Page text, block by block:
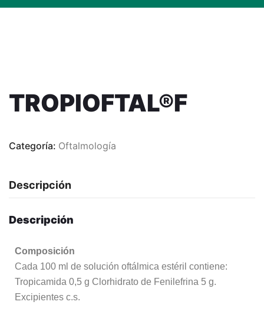
TROPIOFTAL®F
Categoría: Oftalmología
Descripción
Descripción
Composición
Cada 100 ml de solución oftálmica estéril contiene:
Tropicamida 0,5 g Clorhidrato de Fenilefrina 5 g.
Excipientes c.s.